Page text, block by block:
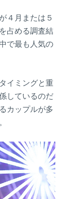
４月または５
占める調査結
で最も人気の
イミングと重
しているのだ
カップルが多